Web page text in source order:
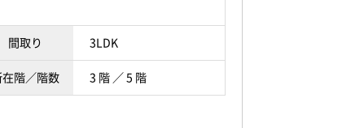
間取り 3LDK
在階／階数 3 階 ／ 5 階